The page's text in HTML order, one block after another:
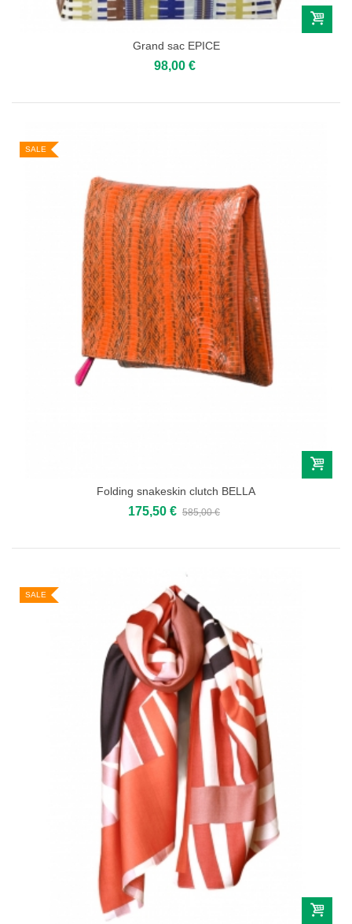
Grand sac EPICE
98,00 €
SALE
Folding snakeskin clutch BELLA
175,50 € 585,00 €
SALE